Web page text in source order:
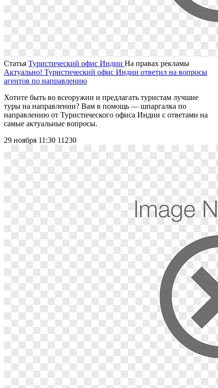
Статья Туристический офис Индии На правах рекламы
Актуально! Туристический офис Индии ответил на вопросы
агентов по направлению
Хотите быть во всеоружии и предлагать туристам лучшие
туры на направлении? Вам в помощь ― шпаргалка по
направлению от Туристического офиса Индии с ответами на
самые актуальные вопросы.
29 ноября 11:30 11230